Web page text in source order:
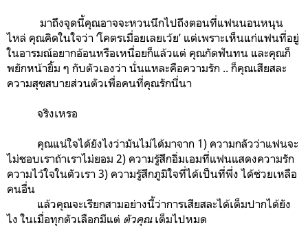
มาถึงจุดนี้คุณอาจจะหวนนึกไปถึงตอนที่แฟนนอนหนุน
ไหล่ คุณคิดในใจว่า ‘โคตรเมื่อยเลยเว้ย’ แต่เพราะเห็นแก่แฟนที่อยู่
ในอารมณ์อยากอ้อนหรือเหนื่อยก็แล้วแต่ คุณกัดฟันทน และคุณก็
พยักหน้ายิ้ม ๆ กับตัวเองว่า นั่นแหละคือความรัก .. ก็คุณเสียสละ
ความสุขสบายส่วนตัวเพื่อคนที่คุณรักนี่นา
จริงเหรอ
คุณแน่ใจได้ยังไงว่ามันไม่ได้มาจาก 1) ความกลัวว่าแฟนจะ
ไม่ชอบเราถ้าเราไม่ยอม 2) ความรู้สึกอิ่มเอมที่แฟนแสดงความรัก
ความไว้ใจในตัวเรา 3) ความรู้สึกภูมิใจที่ได้เป็นที่พึ่ง ได้ช่วยเหลือ
คนอื่น
แล้วคุณจะเรียกสามอย่างนี้ว่าการเสียสละได้เต็มปากได้ยัง
ไง ในเมื่อทุกตัวเลือกมีแต่ ตัวคุณเต็มไปหมด